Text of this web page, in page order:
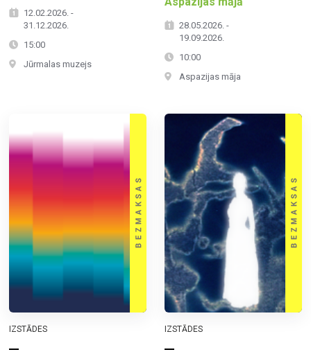
12.02.2026. -
31.12.2026.
15:00
Jūrmalas muzejs
28.05.2026. -
19.09.2026.
10:00
Aspazijas māja
IZSTĀDES IZSTĀDES